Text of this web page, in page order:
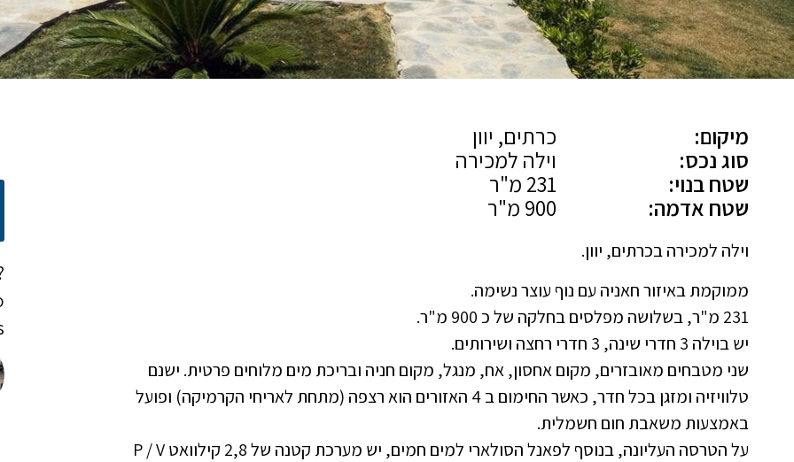
מיקום:
כרתים, יוון
סוג נכס:
וילה למכירה
שטח בנוי:
שטח אדמה:
וילה למכירה בכרתים, יוון.
ממוקמת באיזור חאניה עם נוף עוצר נשימה.
231 מ"ר, בשלושה מפלסים בחלקה של כ 900 מ"ר.
יש בוילה 3 חדרי שינה, 3 חדרי רחצה ושירותים.
שני מטבחים מאובזרים, מקום אחסון, אח, מנגל, מקום חניה ובריכת מים מלוחים פרטית. ישנם
טלוויזיה ומזגן בכל חדר, כאשר החימום ב 4 האזורים הוא רצפה (מתחת לאריחי הקרמיקה) ופועל
באמצעות משאבת חום חשמלית.
על הטרסה העליונה, בנוסף לפאנל הסולארי למים חמים, יש מערכת קטנה של 2,8 קילוואט P / V